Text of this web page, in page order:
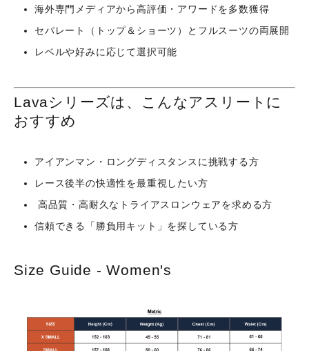
海外専門メディアから高評価・アワードを多数獲得
セパレート（トップ＆ショーツ）とフルスーツの両展開
レベルや好みに応じて選択可能
Lavaシリーズは、こんなアスリートに
おすすめ
アイアンマン・ロングディスタンスに挑戦する方
レース後半の快適性を最重視したい方
高品質・高耐久なトライアスロンウェアを求める方
信頼できる「勝負用キット」を探している方
Size Guide - Women's